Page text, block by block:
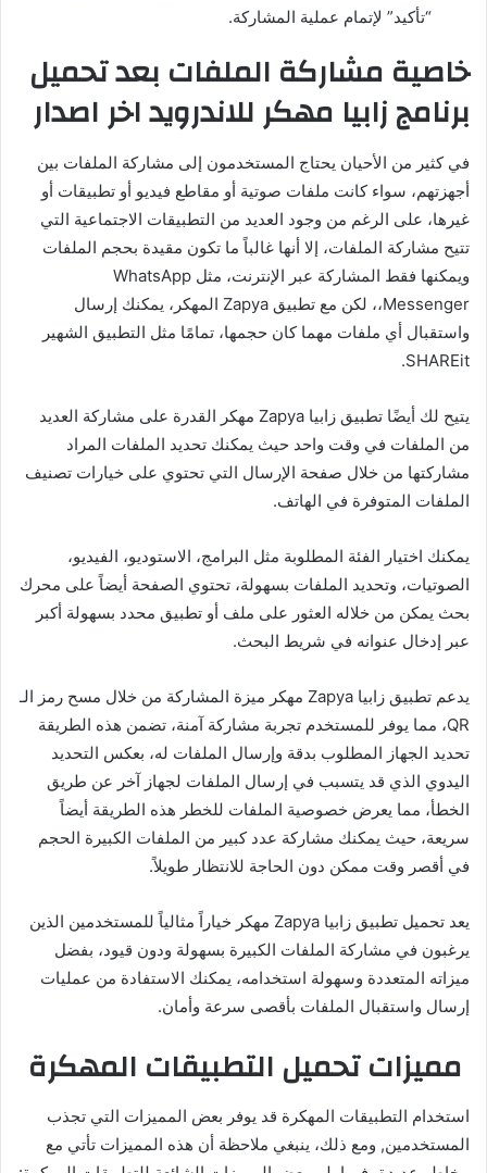
“تأكيد” لإتمام عملية المشاركة.
خاصية مشاركة الملفات بعد تحميل
برنامج زابيا مهكر للاندرويد اخر اصدار
في كثير من الأحيان يحتاج المستخدمون إلى مشاركة الملفات بين
أجهزتهم، سواء كانت ملفات صوتية أو مقاطع فيديو أو تطبيقات أو
غيرها، على الرغم من وجود العديد من التطبيقات الاجتماعية التي
تتيح مشاركة الملفات، إلا أنها غالباً ما تكون مقيدة بحجم الملفات
ويمكنها فقط المشاركة عبر الإنترنت، مثل WhatsApp
،Messenger، لكن مع تطبيق Zapya المهكر، يمكنك إرسال
واستقبال أي ملفات مهما كان حجمها، تمامًا مثل التطبيق الشهير
SHAREit.
يتيح لك أيضًا تطبيق زابيا Zapya مهكر القدرة على مشاركة العديد
من الملفات في وقت واحد حيث يمكنك تحديد الملفات المراد
مشاركتها من خلال صفحة الإرسال التي تحتوي على خيارات تصنيف
الملفات المتوفرة في الهاتف.
يمكنك اختيار الفئة المطلوبة مثل البرامج، الاستوديو، الفيديو،
الصوتيات، وتحديد الملفات بسهولة، تحتوي الصفحة أيضاً على محرك
بحث يمكن من خلاله العثور على ملف أو تطبيق محدد بسهولة أكبر
عبر إدخال عنوانه في شريط البحث.
يدعم تطبيق زابيا Zapya مهكر ميزة المشاركة من خلال مسح رمز الـ
QR، مما يوفر للمستخدم تجربة مشاركة آمنة، تضمن هذه الطريقة
تحديد الجهاز المطلوب بدقة وإرسال الملفات له، بعكس التحديد
اليدوي الذي قد يتسبب في إرسال الملفات لجهاز آخر عن طريق
الخطأ، مما يعرض خصوصية الملفات للخطر هذه الطريقة أيضاً
سريعة، حيث يمكنك مشاركة عدد كبير من الملفات الكبيرة الحجم
في أقصر وقت ممكن دون الحاجة للانتظار طويلاً.
يعد تحميل تطبيق زابيا Zapya مهكر خياراً مثالياً للمستخدمين الذين
يرغبون في مشاركة الملفات الكبيرة بسهولة ودون قيود، بفضل
ميزاته المتعددة وسهولة استخدامه، يمكنك الاستفادة من عمليات
إرسال واستقبال الملفات بأقصى سرعة وأمان.
مميزات تحميل التطبيقات المهكرة
استخدام التطبيقات المهكرة قد يوفر بعض المميزات التي تجذب
المستخدمين, ومع ذلك، ينبغي ملاحظة أن هذه المميزات تأتي مع